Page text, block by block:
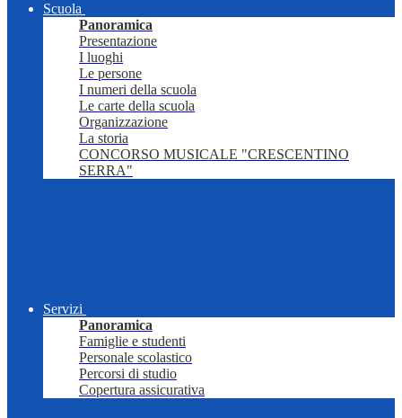
Scuola
Panoramica
Presentazione
I luoghi
Le persone
I numeri della scuola
Le carte della scuola
Organizzazione
La storia
CONCORSO MUSICALE "CRESCENTINO
SERRA"
Servizi
Panoramica
Famiglie e studenti
Personale scolastico
Percorsi di studio
Copertura assicurativa